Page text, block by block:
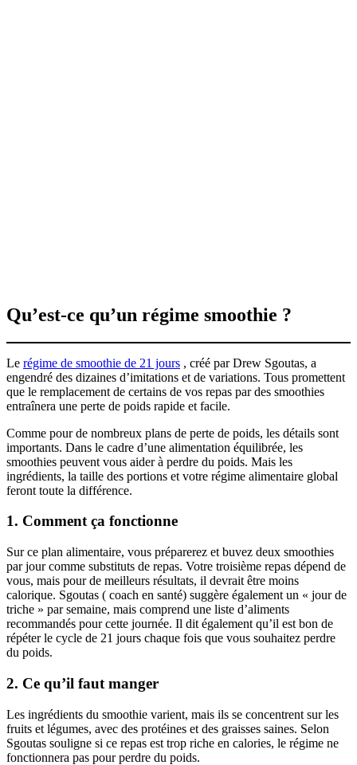
Qu’est-ce qu’un régime smoothie ?
Le régime de smoothie de 21 jours , créé par Drew Sgoutas, a
engendré des dizaines d’imitations et de variations. Tous promettent
que le remplacement de certains de vos repas par des smoothies
entraînera une perte de poids rapide et facile.
Comme pour de nombreux plans de perte de poids, les détails sont
importants. Dans le cadre d’une alimentation équilibrée, les
smoothies peuvent vous aider à perdre du poids. Mais les
ingrédients, la taille des portions et votre régime alimentaire global
feront toute la différence.
1. Comment ça fonctionne
Sur ce plan alimentaire, vous préparerez et buvez deux smoothies
par jour comme substituts de repas. Votre troisième repas dépend de
vous, mais pour de meilleurs résultats, il devrait être moins
calorique. Sgoutas ( coach en santé) suggère également un « jour de
triche » par semaine, mais comprend une liste d’aliments
recommandés pour cette journée. Il dit également qu’il est bon de
répéter le cycle de 21 jours chaque fois que vous souhaitez perdre
du poids.
2. Ce qu’il faut manger
Les ingrédients du smoothie varient, mais ils se concentrent sur les
fruits et légumes, avec des protéines et des graisses saines. Selon
Sgoutas souligne si ce repas est trop riche en calories, le régime ne
fonctionnera pas pour perdre du poids.